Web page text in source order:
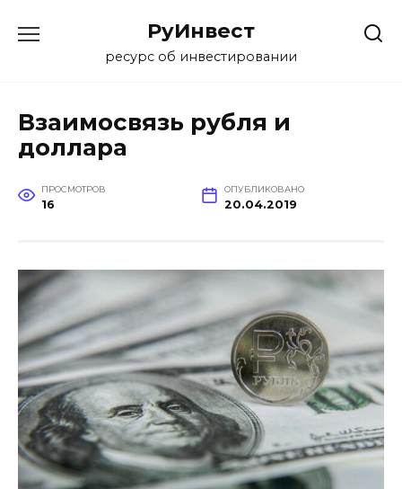
РуИнвест
ресурс об инвестировании
Взаимосвязь рубля и
доллара
ПРОСМОТРОВ
16
ОПУБЛИКОВАНО
20.04.2019